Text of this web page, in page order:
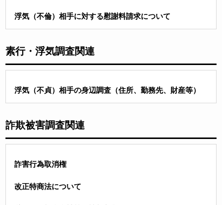
浮気（不倫）相手に対する慰謝料請求について
素行・浮気調査関連
浮気（不貞）相手の身辺調査（住所、勤務先、財産等）
詐欺被害調査関連
詐害行為取消権
改正特商法について